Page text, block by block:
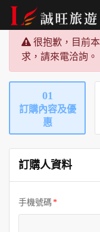
很抱歉，目前
求，請來電洽詢。
01
訂購內容及優
惠
訂購人資料
手機號碼